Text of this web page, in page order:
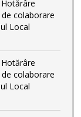
colaborare
Local
colaborare
Local